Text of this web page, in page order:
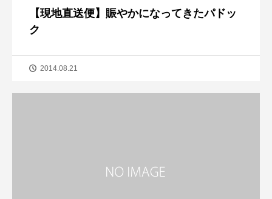
【現地直送便】賑やかになってきたパドッ
ク
2014.08.21